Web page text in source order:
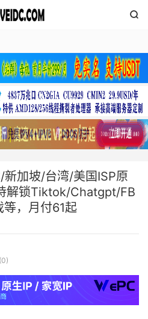

加坡/台湾/美国ISP原
解锁Tiktok/Chatgpt/FB
，月付61起
0)